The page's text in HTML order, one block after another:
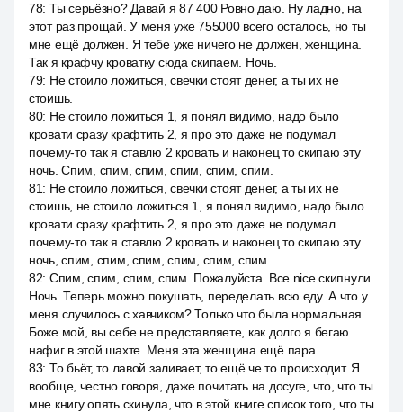
78: Ты серьёзно? Давай я 87 400 Ровно даю. Ну ладно, на
этот раз прощай. У меня уже 755000 всего осталось, но ты
мне ещё должен. Я тебе уже ничего не должен, женщина.
Так я крафчу кроватку сюда скипаем. Ночь.
79: Не стоило ложиться, свечки стоят денег, а ты их не
стоишь.
80: Не стоило ложиться 1, я понял видимо, надо было
кровати сразу крафтить 2, я про это даже не подумал
почему-то так я ставлю 2 кровать и наконец то скипаю эту
ночь. Спим, спим, спим, спим, спим, спим.
81: Не стоило ложиться, свечки стоят денег, а ты их не
стоишь, не стоило ложиться 1, я понял видимо, надо было
кровати сразу крафтить 2, я про это даже не подумал
почему-то так я ставлю 2 кровать и наконец то скипаю эту
ночь, спим, спим, спим, спим, спим, спим.
82: Спим, спим, спим, спим. Пожалуйста. Все nice скипнули.
Ночь. Теперь можно покушать, переделать всю еду. А что у
меня случилось с хавчиком? Только что была нормальная.
Боже мой, вы себе не представляете, как долго я бегаю
нафиг в этой шахте. Меня эта женщина ещё пара.
83: То бьёт, то лавой заливает, то ещё че то происходит. Я
вообще, честно говоря, даже почитать на досуге, что, что ты
мне книгу опять скинула, что в этой книге список того, что ты